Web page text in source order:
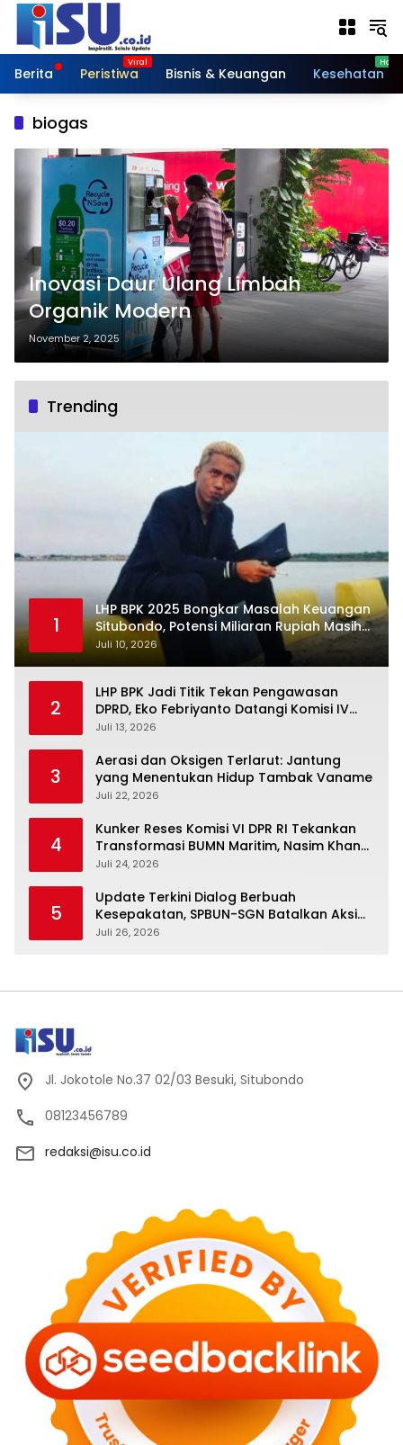
Langsung
konten
Berita
Peristiwa Bisnis & Keuangan Kesehatan
biogas
Inovasi Daur Ulang Limbah
Organik Modern
November 2, 2025
Trending
1
LHP BPK 2025 Bongkar Masalah Keuangan
Situbondo, Potensi Miliaran Rupiah Masih
Belum Terkelola
Juli 10, 2026
2
LHP BPK Jadi Titik Tekan Pengawasan
DPRD, Eko Febriyanto Datangi Komisi IV
dan Ajak Dewan Kembali Berpijak pada
Juli 13, 2026
3
Aerasi dan Oksigen Terlarut: Jantung
yang Menentukan Hidup Tambak Vaname
Juli 22, 2026
4
Kunker Reses Komisi VI DPR RI Tekankan
Transformasi BUMN Maritim, Nasim Khan
Kawal Penguatan Sektor Laut
Juli 24, 2026
5
Update Terkini Dialog Berbuah
Kesepakatan, SPBUN-SGN Batalkan Aksi
Nasional Setelah Holding Penuhi Sejumlah
Juli 26, 2026
Jl. Jokotole No.37 02/03 Besuki, Situbondo
08123456789
redaksi@isu.co.id